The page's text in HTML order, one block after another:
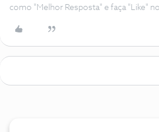
como "Melhor Resposta" e faça "Like"